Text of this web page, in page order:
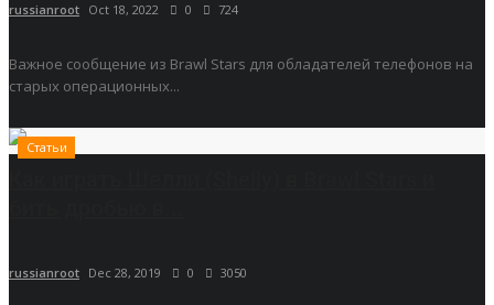
russianroot Oct 18, 2022 0 724
Важное сообщение из Brawl Stars для обладателей телефонов на
старых операционных...
Статьи
russianroot Dec 28, 2019 0 3050